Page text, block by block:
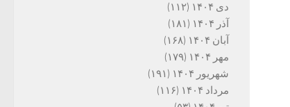
دی ۱۴۰۴
(۱۱۲)
آذر ۱۴۰۴
(۱۸۱)
آبان ۱۴۰۴
(۱۶۸)
مهر ۱۴۰۴
(۱۷۹)
شهریور ۱۴۰۴
(۱۹۱)
مرداد ۱۴۰۴
(۱۱۶)